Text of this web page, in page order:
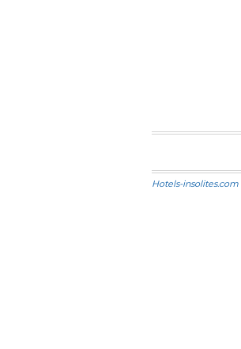
Hotels-insolites.com